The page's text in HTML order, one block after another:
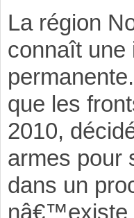
La région
connaît une
que les
2010,
armes
dans un